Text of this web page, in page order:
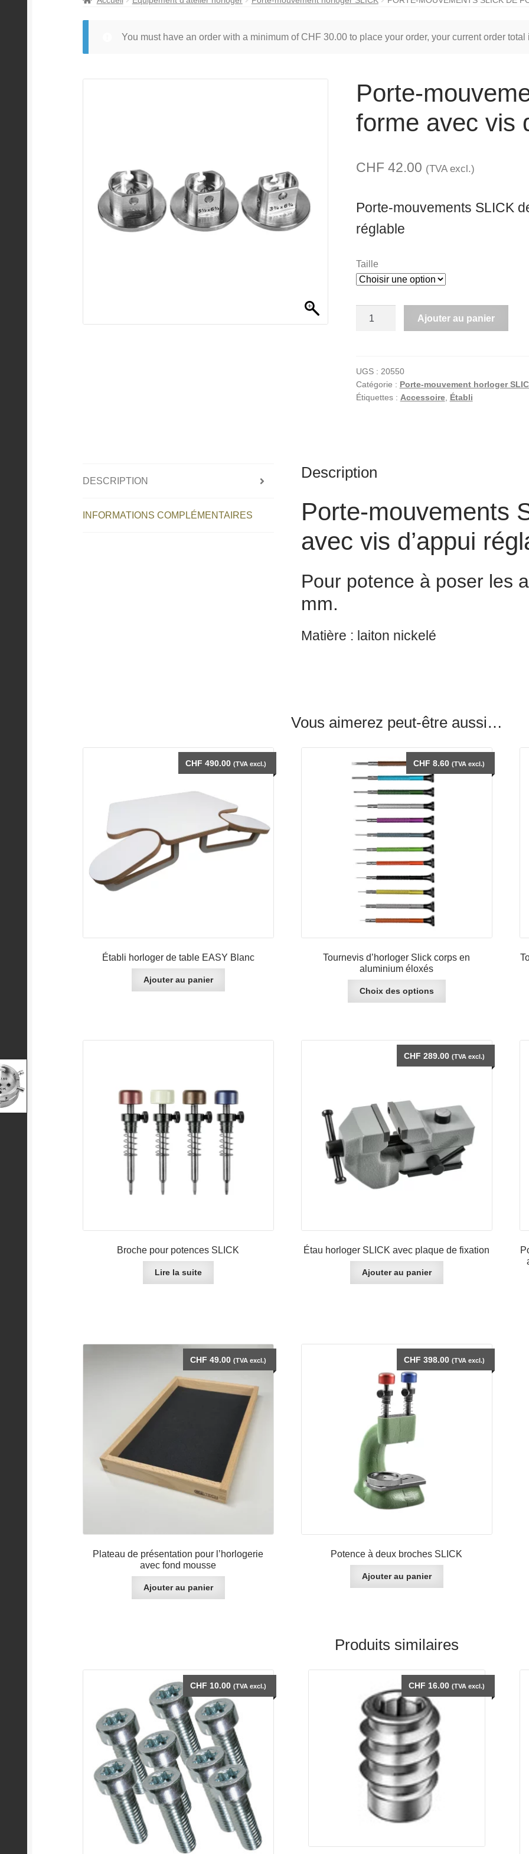
You must have an order with a minimum of CHF 30.00to place your order, your current order total
Porte-
forme avec vis
CHF 42.00 (TVA excl.)
Porte-mouvements SLICK
réglable
Taille
SLICK
de
forme
Ajouter au panier
t
e
r
v
UGS : 20550
Catégorie : Porte-mouvement horloger
Étiquettes : Accessoire, Établi
DESCRIPTION
INFORMATIONS COMPLÉMENTAIRES
Description
Porte-mouvements
avec vis d’appui
Pour potence à poser les
mm.
Matière : laiton nickelé
Vous aimerez peut-être aussi…
Établi horloger de table EASY Blanc
CHF 490.00 (TVA excl.)
Ajouter au panier
Tournevis d’horloger Slick corps en
aluminium éloxés
CHF 8.60 (TVA excl.)
Choix des options
sur
la
page
du
produit
Broche pour potences SLICK
Lire la suite
Étau horloger SLICK avec plaque de fixation
CHF 289.00 (TVA excl.)
Ajouter au panier
Plateau de présentation pour l’horlogerie
avec fond mousse
CHF 49.00 (TVA excl.)
Ajouter au panier
Potence à deux broches SLICK
CHF 398.00 (TVA excl.)
Ajouter au panier
Produits similaires
CHF 10.00 (TVA excl.) CHF 16.00 (TVA excl.)